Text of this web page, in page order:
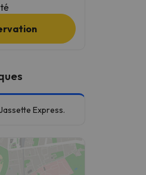
Express.